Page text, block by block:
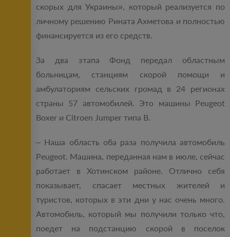
скорых для Украины», который реализуется по
личному решению Рината Ахметова и полностью
финансируется из его средств.
За два этапа Фонд передал областным
больницам, станциям скорой помощи и
амбулаториям сельских громад в 24 регионах
страны 57 автомобилей. Это машины Peugeot
Boxer и Citroen Jumper типа В.
– Наша область оба раза получила автомобиль
Peugeot. Машина, переданная нам в июле, сейчас
работает в Хотинском районе. Отлично себя
показывает, спасает местных жителей и
туристов, которых в эти дни у нас очень много.
Автомобиль, который мы получили только что,
поедет на подстанцию скорой в поселок